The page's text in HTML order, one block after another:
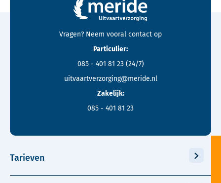
Vragen? Neem vooral contact op
Particulier:
085 - 401 81 23 (24/7)
uitvaartverzorging@meride.nl
Zakelijk:
085 - 401 81 23
Tarieven